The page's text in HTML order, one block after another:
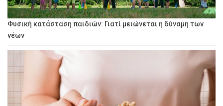
Φυσική κατάσταση παιδιών: Γιατί μειώνεται η δύναμη των
νέων